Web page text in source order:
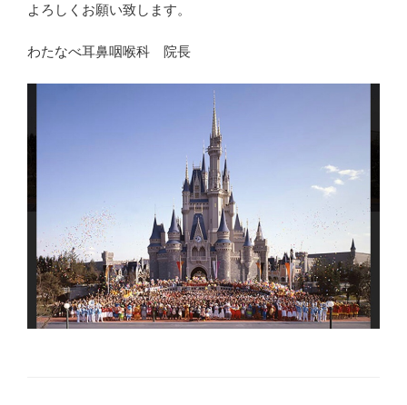
よろしくお願い致します。
わたなべ耳鼻咽喉科 院長